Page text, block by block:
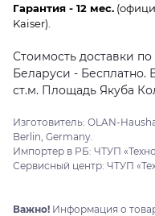
Гарантия - 12 мес.
Kaiser).
Стоимость доставки
Беларуси -
ст.м. Площадь Якуба
Изготовитель: OLAN-
Berlin, Germany.
Импортер в РБ: ЧТУП
Сервисный центр: ЧТУП
Важно! Информация о